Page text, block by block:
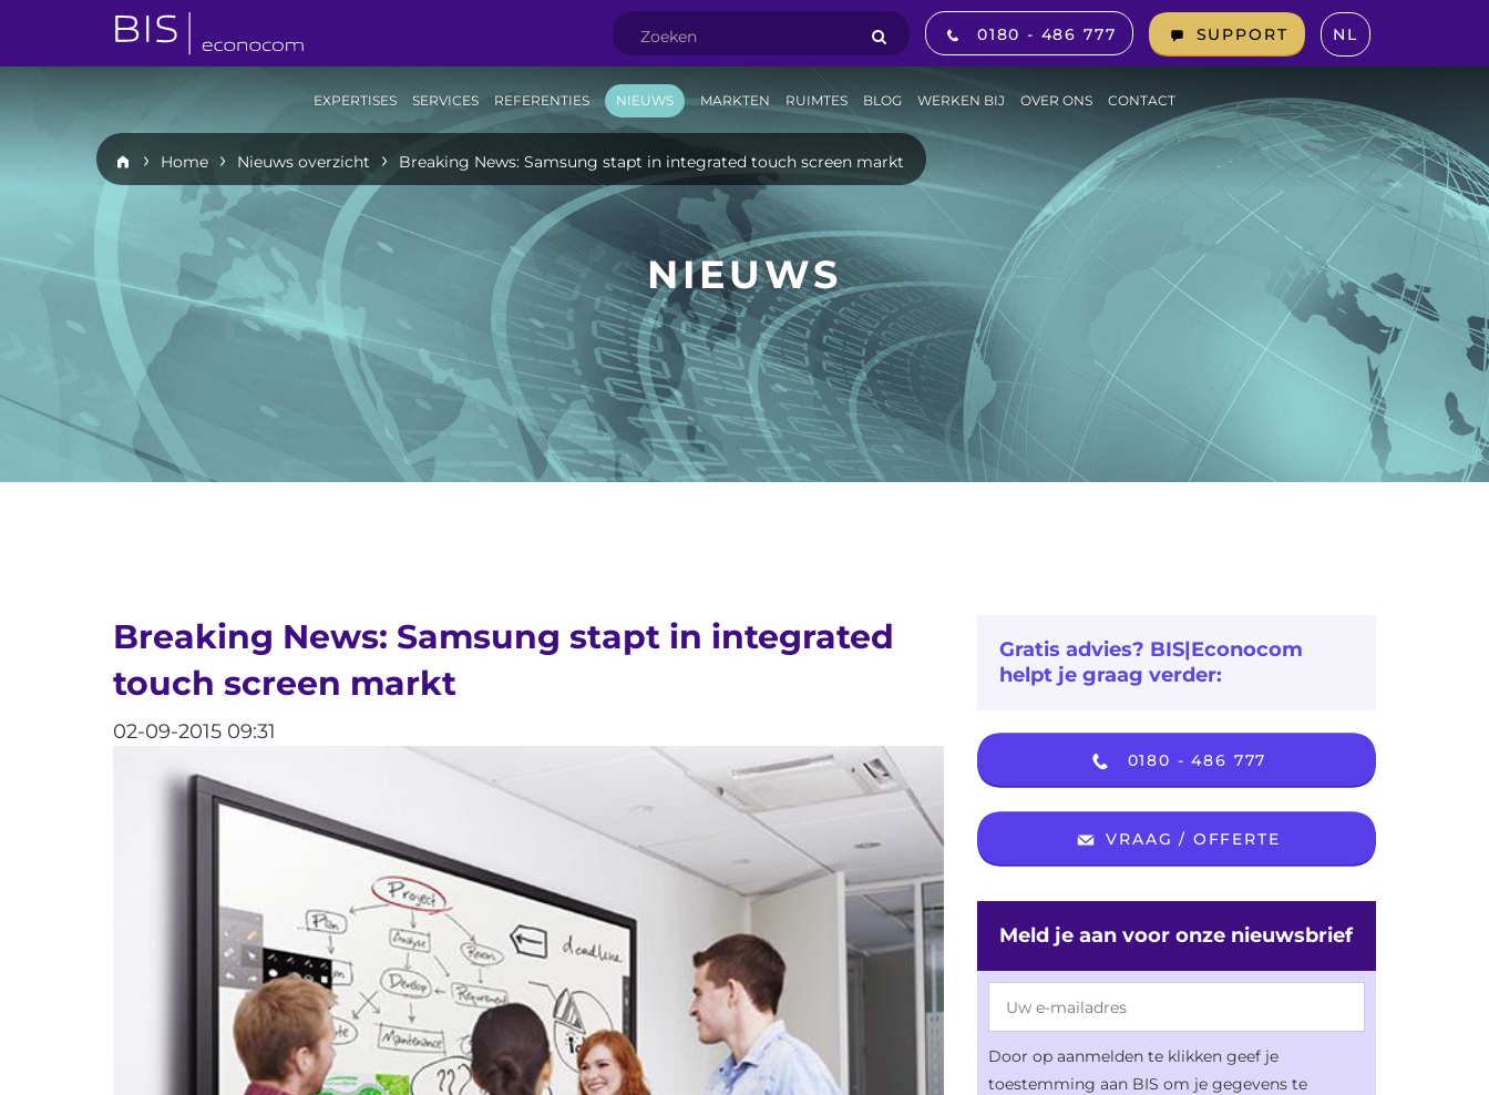
0180 - 486 777 SUPPORT NL
EXPERTISES SERVICES REFERENTIES NIEUWS MARKTEN RUIMTES BLOG WERKEN BIJ OVER ONS CONTACT
Home Nieuws overzicht Breaking News: Samsung stapt in integrated touch screen markt
NIEUWS
Breaking News: Samsung stapt in integrated
touch screen markt
02-09-2015 09:31
Gratis advies? BIS|Econocom
helpt je graag verder:
0180 - 486 777
VRAAG / OFFERTE
Meld je aan voor onze nieuwsbrief
Door op aanmelden te klikken geef je
toestemming aan BIS om je gegevens te